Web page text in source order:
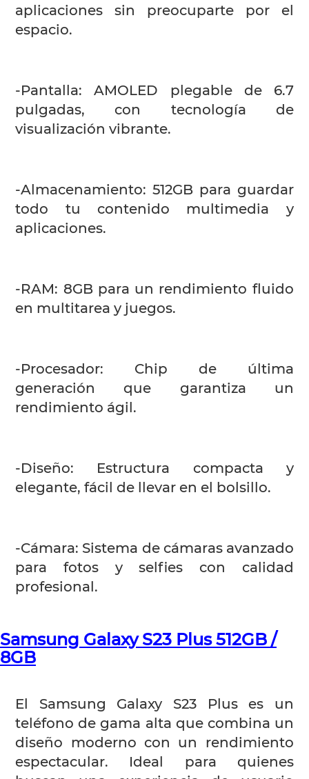
aplicaciones sin preocuparte por el
espacio.
-Pantalla: AMOLED plegable de 6.7
pulgadas, con tecnología de
visualización vibrante.
-Almacenamiento: 512GB para guardar
todo tu contenido multimedia y
aplicaciones.
-RAM: 8GB para un rendimiento fluido
en multitarea y juegos.
-Procesador: Chip de última
generación que garantiza un
rendimiento ágil.
-Diseño: Estructura compacta y
elegante, fácil de llevar en el bolsillo.
-Cámara: Sistema de cámaras avanzado
para fotos y selfies con calidad
profesional.
Samsung Galaxy S23 Plus 512GB /
8GB
El Samsung Galaxy S23 Plus es un
teléfono de gama alta que combina un
diseño moderno con un rendimiento
espectacular. Ideal para quienes